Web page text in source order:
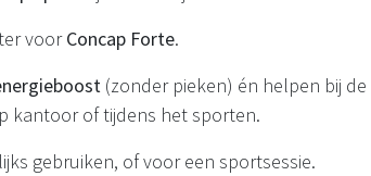
voorConcap Forte.
(zonder pieken) én helpen bij
kantoor of tijdens het sporten.
gebruiken, of voor een sportsessie.